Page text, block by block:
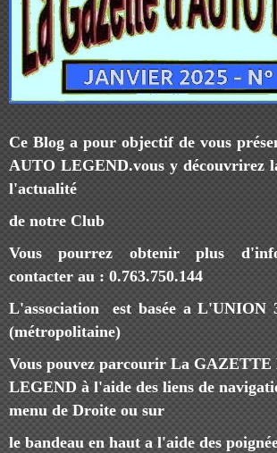
Ce Blog a pour objectif de vous
AUTO LEGEND.vous y découvrirez
l'actualité
de notre Club
Vous pourrez obtenir plus
contacter au : 0.763.750.144
L'association est basée a L'UNION
(métropolitaine)
Vous pouvez parcourir La
LEGEND à l'aide des liens de
menu de Droite ou sur
le bandeau en haut a l'aide des